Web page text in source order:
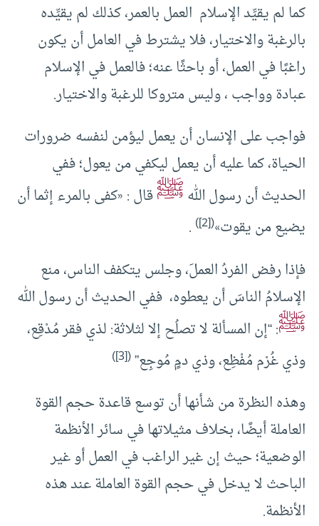
كما لم يقيِّد الإسلام العمل بالعمر، كذلك لم يقيِّده
بالرغبة والاختيار، فلا يشترط في العامل أن يكون
راغبًا في العمل، أو باحثًا عنه؛ فالعمل في الإسلام
عبادة وواجب ، وليس متروكا للرغبة والاختيار.
فواجب على الإنسان أن يعمل ليؤمن لنفسه ضرورات
الحياة، كما عليه أن يعمل ليكفي من يعول؛ ففي
الحديث أن رسول اللهﷺقال : «كفى بالمرء إثما أن
يضيع من يقوت»(
[2]
)
.
فإذا رفض الفردُ العملَ، وجلس يتكفف الناس، منع
الإسلامُ الناسَ أن يعطوه، ففي الحديث أن رسول الله
ﷺ: “إن المسألة لا تصلُح إلا لثلاثة: لذي فقر مُدْقِع،
وذي غُرْم مُفْظِع، وذي دمٍ مُوجِع”(
[3]
)
وهذه النظرة من شأنها أن توسع قاعدة حجم القوة
العاملة أيضًا، بخلاف مثيلاتها في سائر الأنظمة
الوضعية؛ حيث إن غير الراغب في العمل أو غير
الباحث لا يدخل في حجم القوة العاملة عند هذه
الأنظمة.